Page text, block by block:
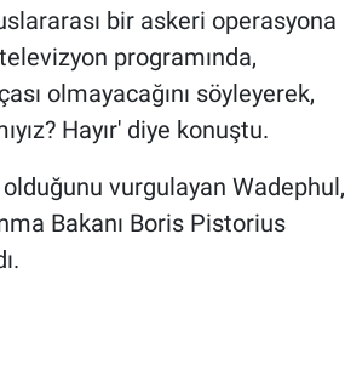
bir askeri operasyona
programında,
olmayacağını söyleyerek,
Hayır' diye konuştu.
vurgulayan Wadephul,
Bakanı Boris Pistorius